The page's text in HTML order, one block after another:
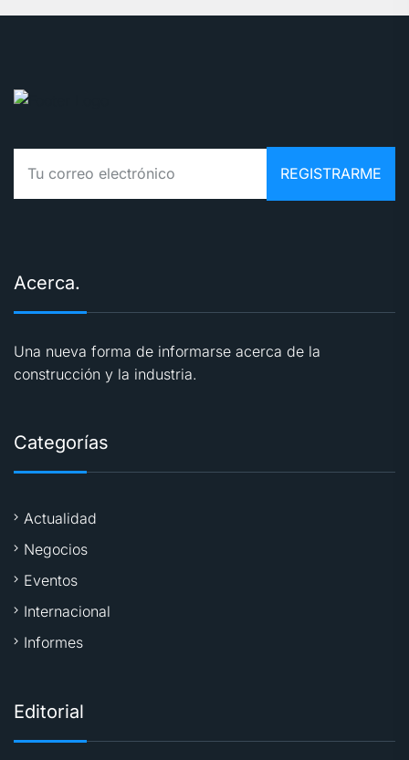
Acerca.
Una nueva forma de informarse acerca de la
construcción y la industria.
Categorías
Actualidad
Negocios
Eventos
Internacional
Informes
Editorial